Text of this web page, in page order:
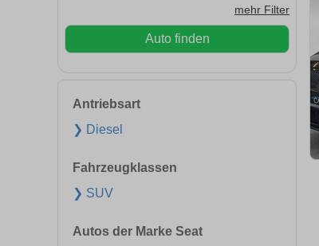
mehr Filter
Auto finden
Antriebsart
❯ Diesel
Fahrzeugklassen
❯ SUV
Autos der Marke Seat